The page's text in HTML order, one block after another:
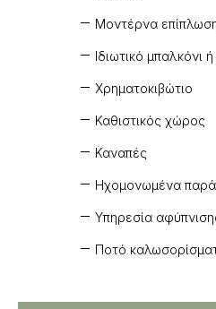
Μοντέρνα
Ιδιωτικό μπαλκόνι
Χρηματοκιβώτιο
Καθιστικός χώρος
Καναπές
Ηχομονωμένα
Υπηρεσία
Ποτό